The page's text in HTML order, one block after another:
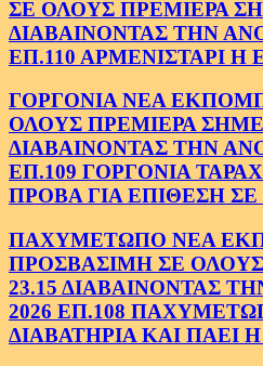
ΣΕ ΟΛΟΥΣ ΠΡΕΜΙΕΡΑ
ΔΙΑΒΑΙΝΟΝΤΑΣ ΤΗΝ
ΕΠ.110 ΑΡΜΕΝΙΣΤΑΡΙ Η
ΓΟΡΓΟΝΙΑ ΝΕΑ
ΟΛΟΥΣ ΠΡΕΜΙΕΡΑ
ΔΙΑΒΑΙΝΟΝΤΑΣ ΤΗΝ
ΕΠ.109 ΓΟΡΓΟΝΙΑ
ΠΡΟΒΑ ΓΙΑ ΕΠΙΘΕΣΗ
ΠΑΧΥΜΕΤΩΠΟ ΝΕΑ
ΠΡΟΣΒΑΣΙΜΗ ΣΕ
23.15 ΔΙΑΒΑΙΝΟΝΤΑΣ
2026 ΕΠ.108
ΔΙΑΒΑΤΗΡΙΑ ΚΑΙ ΠΑΕΙ